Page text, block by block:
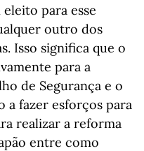
para esse
outro dos
Isso significa que o
para a
de Segurança e o
a fazer esforços para
realizar a reforma
entre como